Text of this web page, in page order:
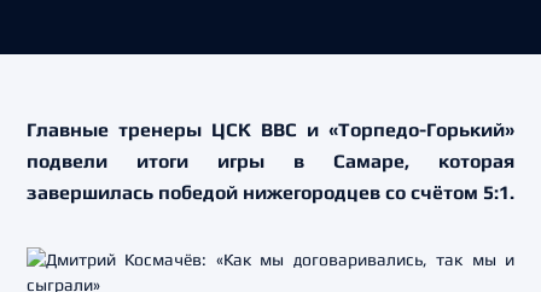
Главные тренеры ЦСК ВВС и «Торпедо-Горький»
подвели итоги игры в Самаре, которая
завершилась победой нижегородцев со счётом 5:1.